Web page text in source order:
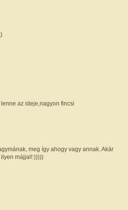
az ideje,nagyon fincsi
meg így ahogy vagy annak. Akár
májjal!:)))))